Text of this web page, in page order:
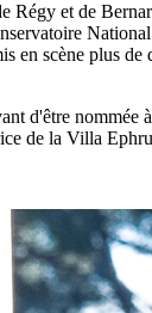
et de
en scène plus
d'être nommée
de la Villa